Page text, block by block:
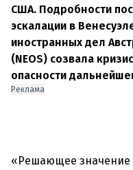
США. Подробности
эскалации в
иностранных дел
(NEOS) созвала
опасности
Реклама
«Решающее значение